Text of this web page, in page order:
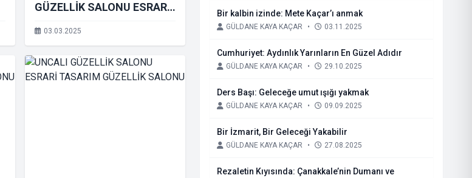
GÜZELLİK SALONU ESRARİ
TASARIM GÜZELLİK
03.03.2025
Bir kalbin izinde: Mete Kaçar’ı anmak
GÜLDANE KAYA KAÇAR • 03.11.2025
Cumhuriyet: Aydınlık Yarınların En Güzel Adıdır
GÜLDANE KAYA KAÇAR • 29.10.2025
Ders Başı: Geleceğe umut ışığı yakmak
GÜLDANE KAYA KAÇAR • 09.09.2025
Bir İzmarit, Bir Geleceği Yakabilir
GÜLDANE KAYA KAÇAR • 27.08.2025
Rezaletin Kıyısında: Çanakkale’nin Dumanı ve